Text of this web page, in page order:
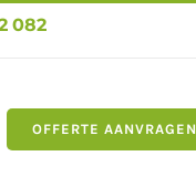
082
OFFERTE AANVRAGEN